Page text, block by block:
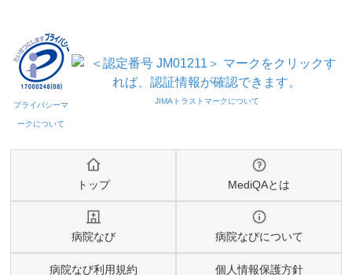
トップ MediQAとは
病院なび 病院なびについて
病院なび利用規約 個人情報保護方針